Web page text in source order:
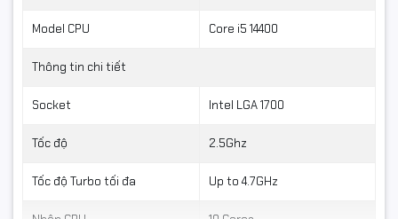
Tiết kiệm điện năng – Hoạt
động ổn định bền bỉ
Model CPU Core i5 14400
Thông tin chi tiết
Socket Intel LGA 1700
Tốc độ 2.5Ghz
Tốc độ Turbo tối đa Up to 4.7GHz